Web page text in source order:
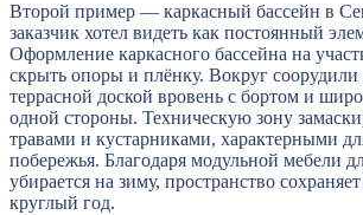
Второй пример — каркасный бассейн в
заказчик хотел видеть как постоянный
Оформление каркасного бассейна на
скрыть опоры и плёнку. Вокруг
террасной доской вровень с бортом и
одной стороны. Техническую зону
травами и кустарниками, характерными
побережья. Благодаря модульной мебели
убирается на зиму, пространство
круглый год.